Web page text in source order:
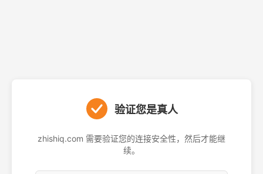
验证您是真人
zhishiq.com 需要验证您的连接安全性，然后才能继
续。